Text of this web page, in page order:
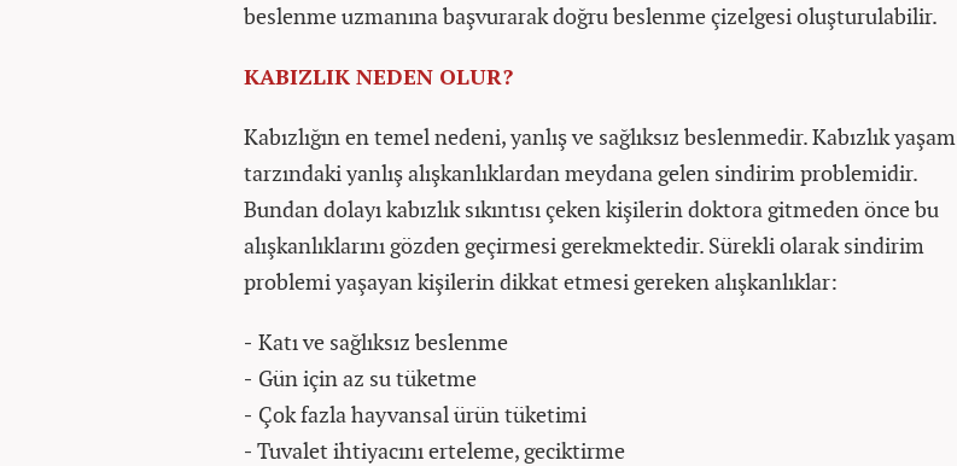
beslenme uzmanına başvurarak doğru beslenme çizelgesi oluşturulabilir.
KABIZLIK NEDEN OLUR?
Kabızlığın en temel nedeni, yanlış ve sağlıksız beslenmedir. Kabızlık yaşam
tarzındaki yanlış alışkanlıklardan meydana gelen sindirim problemidir.
Bundan dolayı kabızlık sıkıntısı çeken kişilerin doktora gitmeden önce bu
alışkanlıklarını gözden geçirmesi gerekmektedir. Sürekli olarak sindirim
problemi yaşayan kişilerin dikkat etmesi gereken alışkanlıklar:
- Katı ve sağlıksız beslenme
- Gün için az su tüketme
- Çok fazla hayvansal ürün tüketimi
- Tuvalet ihtiyacını erteleme, geciktirme